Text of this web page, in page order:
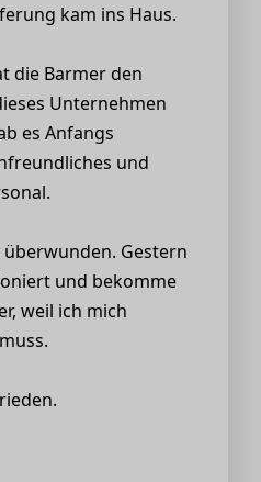
kam ins Haus.
die Barmer den
Unternehmen
es Anfangs
und
Gestern
und bekomme
weil ich mich